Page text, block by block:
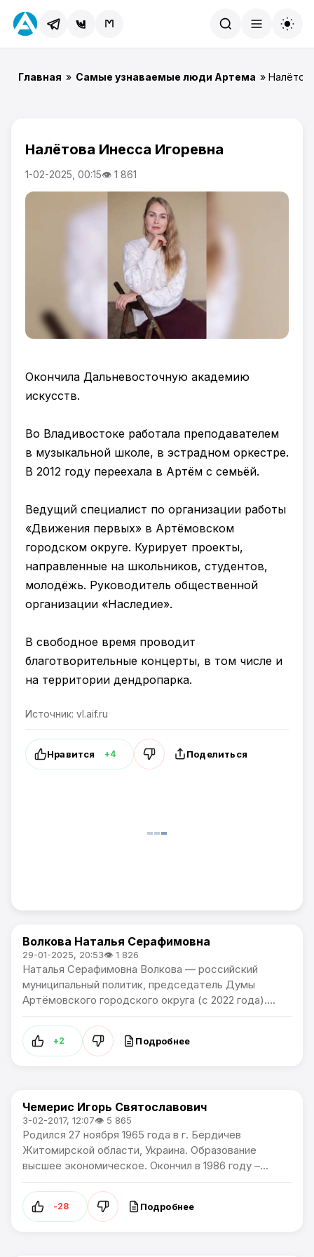
Главная » Самые узнаваемые люди Артема »
Налётова Инесса Игоревна
1-02-2025, 00:15👁 1 861
Окончила Дальневосточную академию
искусств.
Во Владивостоке работала преподавателем
в музыкальной школе, в эстрадном оркестре.
В 2012 году переехала в Артём с семьёй.
Ведущий специалист по организации работы
«Движения первых» в Артёмовском
городском округе. Курирует проекты,
направленные на школьников, студентов,
молодёжь. Руководитель общественной
организации «Наследие».
В свободное время проводит
благотворительные концерты, в том числе и
на территории дендропарка.
Источник: vl.aif.ru
Нравится +4 Поделиться
Самые узнаваемые люди Артема
Волкова Наталья Серафимовна
29-01-2025, 20:53👁 1 826
Наталья Серафимовна Волкова — российский
муниципальный политик, председатель Думы
Артёмовского городского округа (с 2022 года)....
+2 Подробнее
Самые узнаваемые люди Артема
Чемерис Игорь Святославович
3-02-2017, 12:07👁 5 865
Родился 27 ноября 1965 года в г. Бердичев
Житомирской области, Украина. Образование
высшее экономическое. Окончил в 1986 году –...
-28 Подробнее